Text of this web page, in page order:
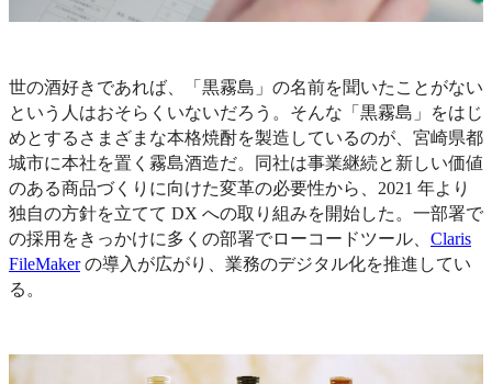
世の酒好きであれば、「黒霧島」の名前を聞いたことがない
という人はおそらくいないだろう。そんな「黒霧島」をはじ
めとするさまざまな本格焼酎を製造しているのが、宮崎県都
城市に本社を置く霧島酒造だ。同社は事業継続と新しい価値
のある商品づくりに向けた変革の必要性から、2021 年より
独自の方針を立てて DX への取り組みを開始した。一部署で
の採用をきっかけに多くの部署でローコードツール、 Claris
FileMaker の導入が広がり、業務のデジタル化を推進してい
る。